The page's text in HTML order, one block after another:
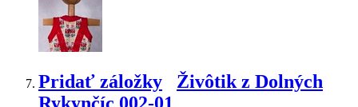
Pridať záložky
Živôtik z Dolných